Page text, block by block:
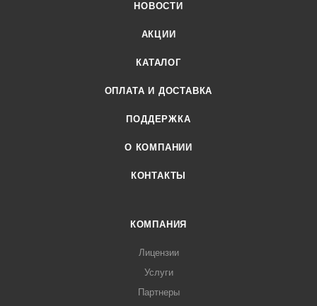
НОВОСТИ
АКЦИИ
КАТАЛОГ
ОПЛАТА И ДОСТАВКА
ПОДДЕРЖКА
О КОМПАНИИ
КОНТАКТЫ
КОМПАНИЯ
Лицензии
Услуги
Партнеры